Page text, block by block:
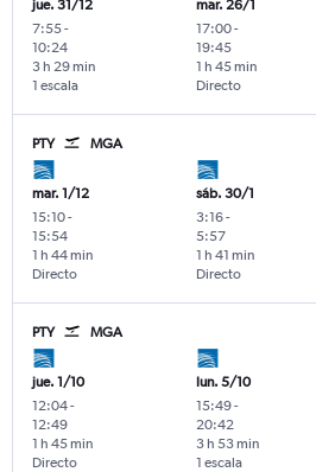
jue. 31/12
7:55-
10:24
1 escala
3 h 29 min
mar. 26/1
17:00-
19:45
Directo
1 h 45 min
PTY MGA
mar. 1/12
15:10-
15:54
Directo
1 h 44 min
sáb. 30/1
3:16-
5:57
Directo
1 h 41 min
PTY MGA
jue. 1/10
12:04-
12:49
Directo
1 h 45 min
lun. 5/10
15:49-
20:42
1 escala
3 h 53 min